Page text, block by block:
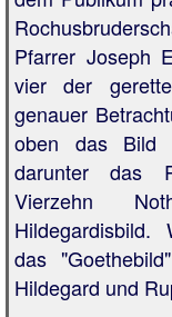
Pfarrer Joseph
vier der
genauer
oben das Bild
darunter das
Vierzehn
Hildegardisbild.
das
Hildegard und